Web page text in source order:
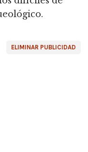
ELIMINAR PUBLICIDAD